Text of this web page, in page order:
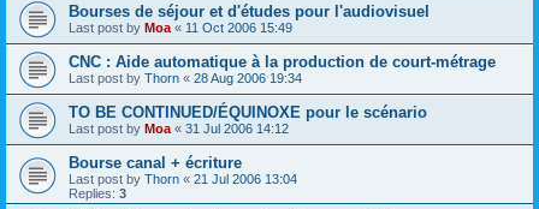
Bourses de séjour et d'études pour l'audiovisuel
Last post by Moa « 11 Oct 2006 15:49
CNC : Aide automatique à la production de court-métrage
Last post by Thorn « 28 Aug 2006 19:34
TO BE CONTINUED/ÉQUINOXE pour le scénario
Last post by Moa « 31 Jul 2006 14:12
Bourse canal + écriture
Last post by Thorn « 21 Jul 2006 13:04
Replies: 3